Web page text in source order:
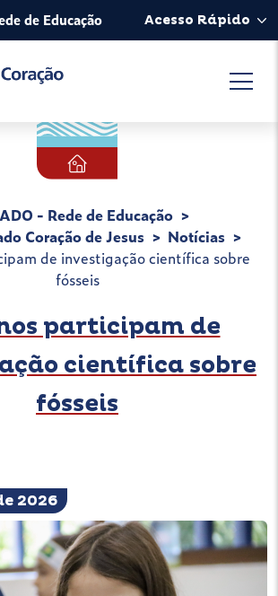
de Educação Acesso Rápido
- Rede de Educação
Coração de Jesus
Notícias
de investigação científica sobre
fósseis
participam de
científica sobre
fósseis
2026